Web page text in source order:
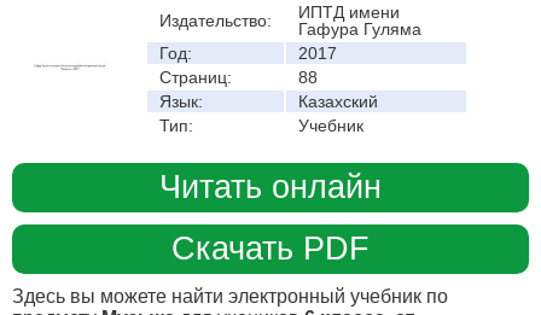
Издательство:
ИПТД имени
Гафура Гуляма
Год:
2017
Страниц:
88
Язык:
Казахский
Тип:
Учебник
Читать онлайн
Скачать PDF
Здесь вы можете найти электронный учебник по